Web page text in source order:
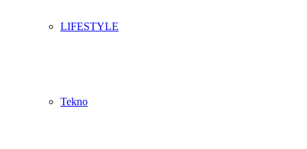
LIFESTYLE
Tekno